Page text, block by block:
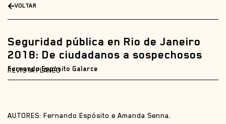
VOLTAR
Seguridad pública en Rio de Janeiro
2018: De ciudadanos a sospechosos
REVISTA PLANEO
Fernando Espósito Galarce
AUTORES: Fernando Espósito e Amanda Senna.